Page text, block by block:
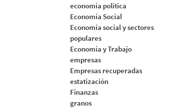
economía política
Economía Social
Economía social y sectores
populares
Economía y Trabajo
empresas
Empresas recuperadas
estatización
Finanzas
granos